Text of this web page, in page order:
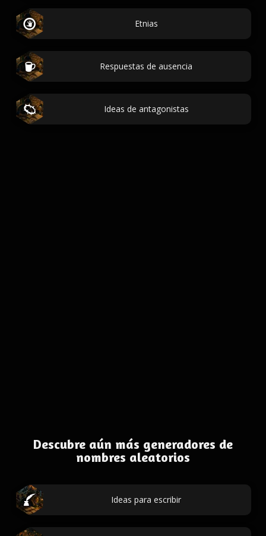
Etnias
Respuestas de ausencia
Ideas de antagonistas
Descubre aún más generadores de
nombres aleatorios
Ideas para escribir